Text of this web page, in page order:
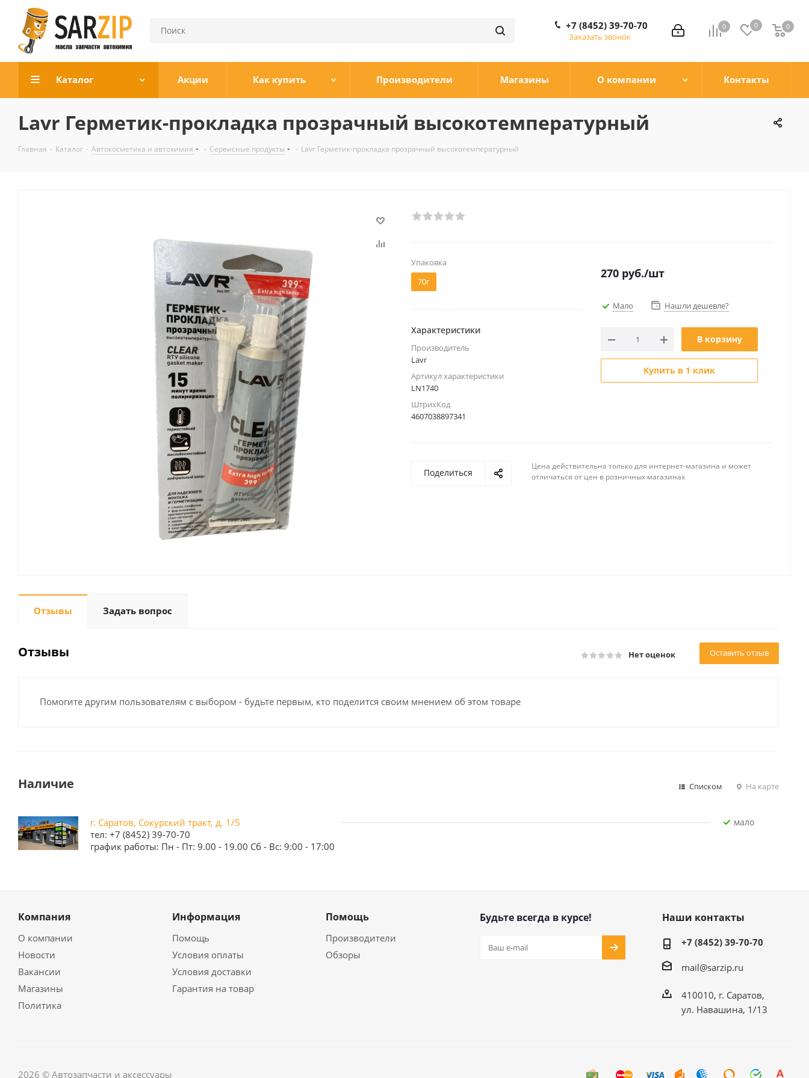
0 0 0
0
+7 (8452) 39-70-70
Заказать звонок
Каталог Акции Как купить Производители Магазины О компании Контакты
Lavr Герметик-прокладка прозрачный высокотемпературный
Главная - Каталог - Автокосметика и автохимия - Сервисные продукты - Lavr Герметик-прокладка прозрачный высокотемпературный
Упаковка
70г
Характеристики
Производитель
Lavr
Артикул характеристики
LN1740
ШтрихКод
4607038897341
270 руб./шт
Мало Нашли дешевле?
В корзину
Купить в 1 клик
Поделиться
Цена действительна только для интернет-магазина и может
отличаться от цен в розничных магазинах
Отзывы Задать вопрос
Отзывы Нет оценок Оставить отзыв
Помогите другим пользователям с выбором - будьте первым, кто поделится своим мнением об этом товаре
Наличие Списком На карте
г. Саратов, Сокурский тракт, д. 1/5
тел: +7 (8452) 39-70-70
график работы: Пн - Пт: 9.00 - 19.00 Сб - Вс: 9:00 - 17:00
Мало
Компания
О компании
Новости
Вакансии
Магазины
Политика
Информация
Помощь
Условия оплаты
Условия доставки
Гарантия на товар
Помощь
Производители
Обзоры
Будьте всегда в курсе! Наши контакты
+7 (8452) 39-70-70
mail@sarzip.ru
410010, г. Саратов,
ул. Навашина, 1/13
2026 © Автозапчасти и аксессуары